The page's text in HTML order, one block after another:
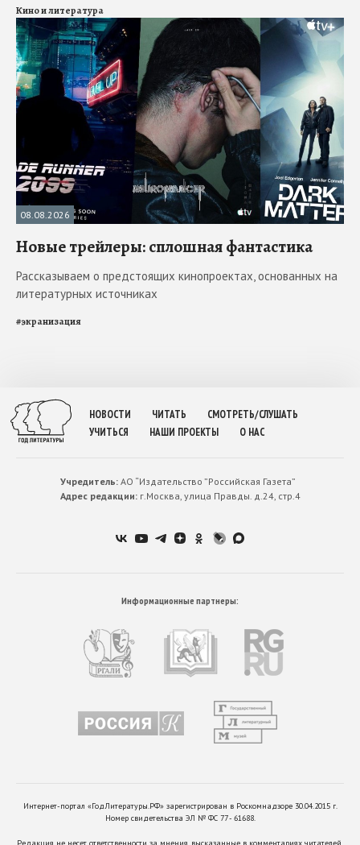
Кино и литература
08.08.2026
Новые трейлеры: сплошная фантастика
Рассказываем о предстоящих кинопроектах, основанных на
литературных источниках
#экранизация
НОВОСТИ ЧИТАТЬ
СМОТРЕТЬ/СЛУШАТЬ
УЧИТЬСЯ
НАШИ ПРОЕКТЫ О НАС
Учредитель:АО “Издательство ”Российская Газета”
Адрес редакции:г.Москва, улица Правды. д.24, стр.4
Информационные партнеры:
Интернет-портал «ГодЛитературы.РФ» зарегистрирован в Роскомнадзоре 30.04.2015 г.
Номер свидетельства ЭЛ № ФС 77 - 61688.